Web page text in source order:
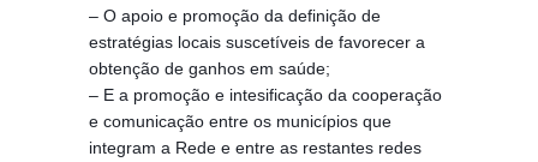
– O apoio e promoção da definição de
estratégias locais suscetíveis de favorecer a
obtenção de ganhos em saúde;
– E a promoção e intesificação da cooperação
e comunicação entre os municípios que
integram a Rede e entre as restantes redes